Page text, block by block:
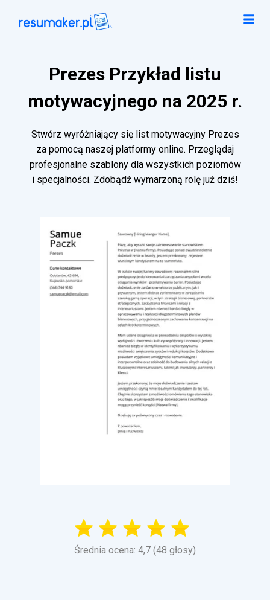
Prezes Przykład listu
motywacyjnego na 2025 r.
Stwórz wyróżniający się list motywacyjny Prezes
za pomocą naszej platformy online. Przeglądaj
profesjonalne szablony dla wszystkich poziomów
i specjalności. Zdobądź wymarzoną rolę już dziś!
Średnia ocena: 4,7 (48 głosy)